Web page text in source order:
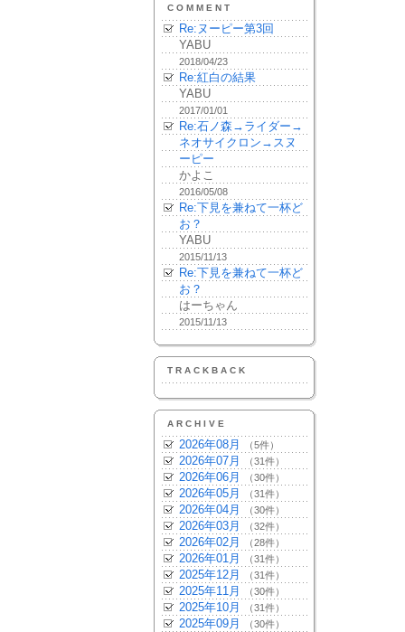
COMMENT
Re:ヌーピー第3回
YABU
2018/04/23
Re:紅白の結果
YABU
2017/01/01
Re:石ノ森→ライダー→
ネオサイクロン→スヌ
ーピー
かよこ
2016/05/08
Re:下見を兼ねて一杯ど
お？
YABU
2015/11/13
Re:下見を兼ねて一杯ど
お？
はーちゃん
2015/11/13
TRACKBACK
ARCHIVE
2026年08月 （5件）
2026年07月 （31件）
2026年06月 （30件）
2026年05月 （31件）
2026年04月 （30件）
2026年03月 （32件）
2026年02月 （28件）
2026年01月 （31件）
2025年12月 （31件）
2025年11月 （30件）
2025年10月 （31件）
2025年09月 （30件）